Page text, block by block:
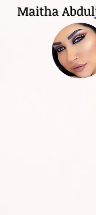
Maitha